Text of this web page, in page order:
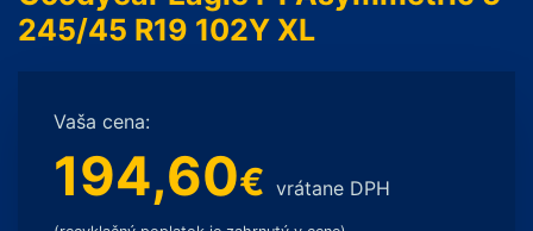
245/45 R19 102Y XL
Vaša cena:
194,60€ vrátane DPH